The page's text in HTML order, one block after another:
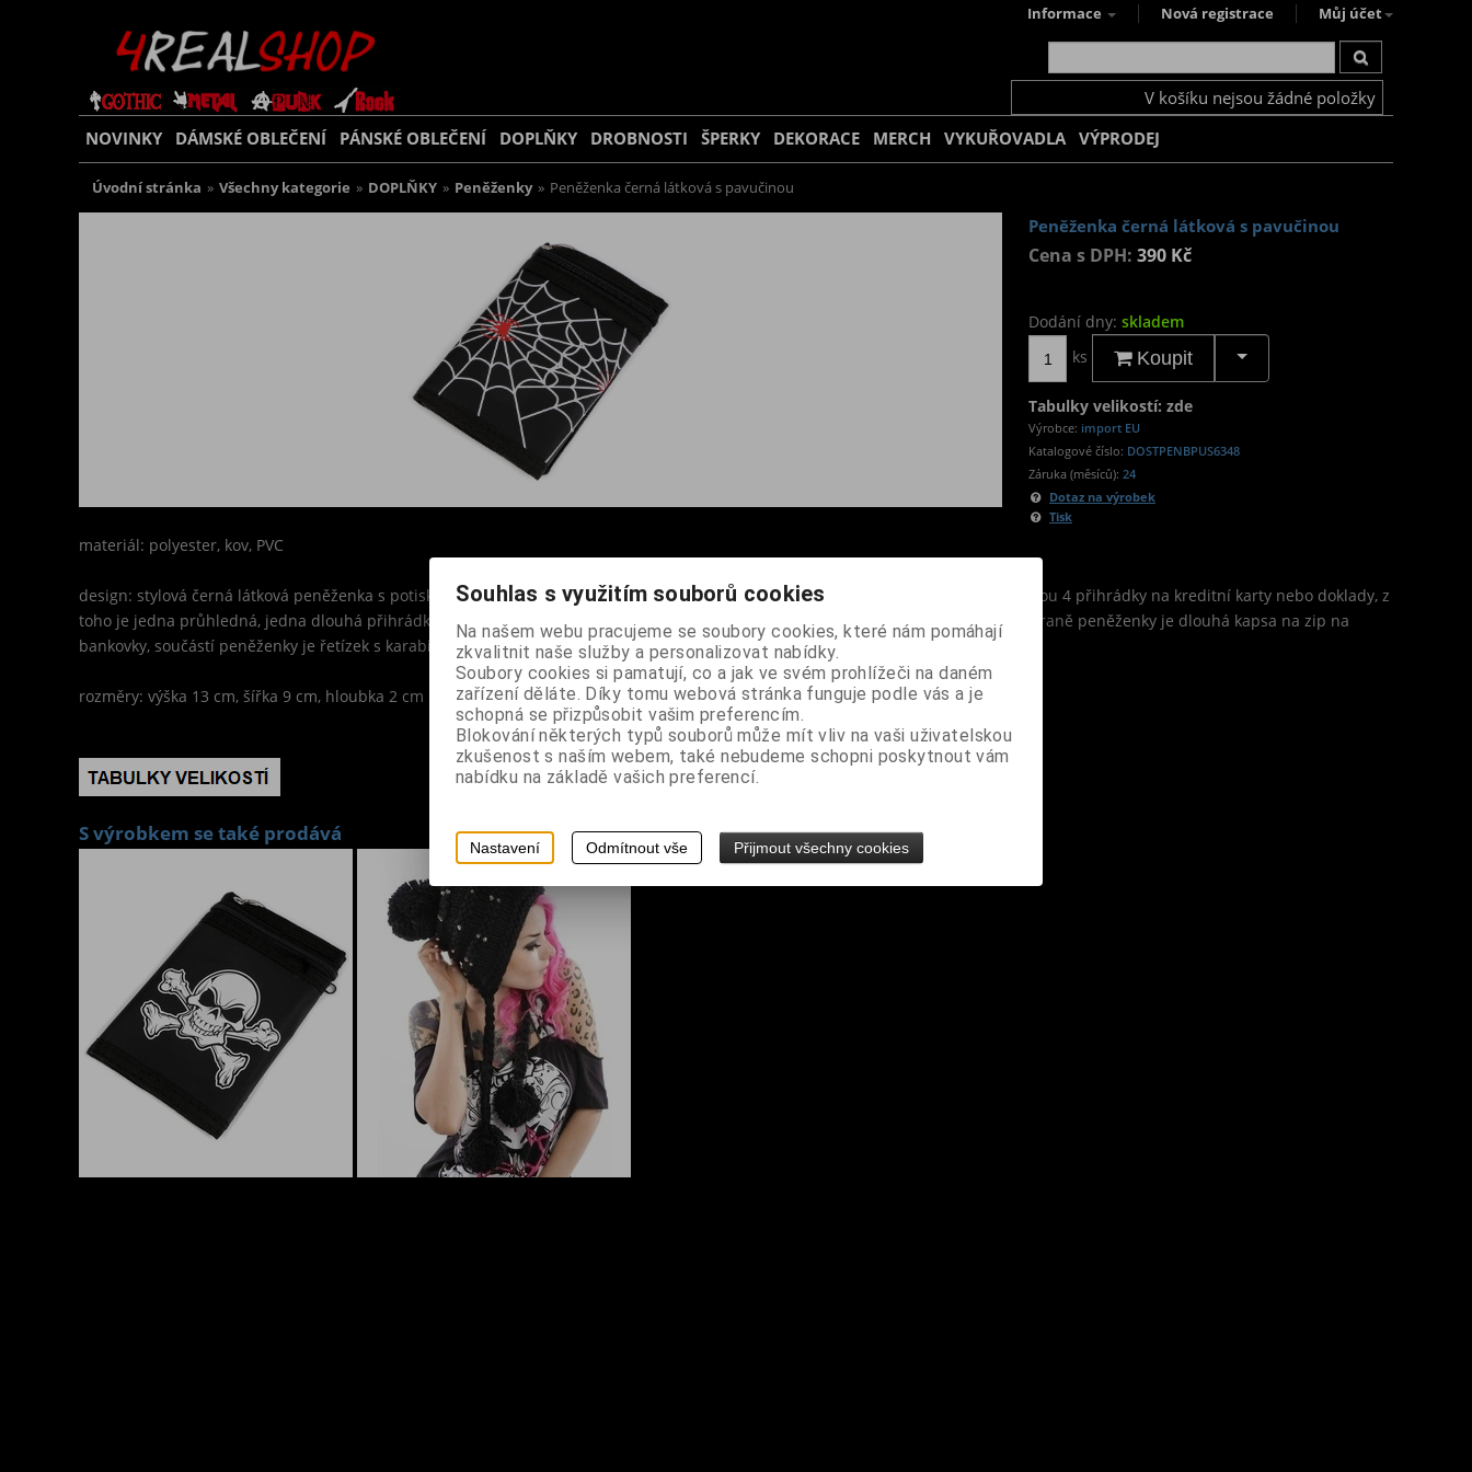
Informace Nová registrace Můj účet
V košíku nejsou žádné položky
NOVINKY DÁMSKÉ OBLEČENÍ PÁNSKÉ OBLEČENÍ DOPLŇKY DROBNOSTI ŠPERKY DEKORACE MERCH VYKUŘOVADLA VÝPRODEJ
Úvodní stránka » Všechny kategorie » DOPLŇKY » Peněženky » Peněženka černá látková s pavučinou
Peněženka černá látková s pavučinou
Cena s DPH: 390 Kč
Dodání dny: skladem
ks
Koupit
Tabulky velikostí: zde
Výrobce: import EU
Katalogové číslo: DOSTPENBPUS6348
Záruka (měsíců): 24
Dotaz na výrobek
Tisk
materiál: polyester, kov, PVC
design: stylová černá látková peněženka s potiskem pavučiny na přední i zadní straně, peněženka se uzavírá na suchý zip, uvnitř jsou 4 přihrádky na kreditní karty nebo doklady, z
toho je jedna průhledná, jedna dlouhá přihrádka na rozložené bankovky, jedna kapsička na mince se zapínáním na zip, na zadní straně peněženky je dlouhá kapsa na zip na
bankovky, součástí peněženky je řetízek s karabinou o délce 33 cm
rozměry: výška 13 cm, šířka 9 cm, hloubka 2 cm
S výrobkem se také prodává
Souhlas s využitím souborů cookies
Na našem webu pracujeme se soubory cookies, které nám pomáhají
zkvalitnit naše služby a personalizovat nabídky.
Soubory cookies si pamatují, co a jak ve svém prohlížeči na daném
zařízení děláte. Díky tomu webová stránka funguje podle vás a je
schopná se přizpůsobit vašim preferencím.
Blokování některých typů souborů může mít vliv na vaši uživatelskou
zkušenost s naším webem, také nebudeme schopni poskytnout vám
nabídku na základě vašich preferencí.
Nastavení Odmítnout vše Přijmout všechny cookies